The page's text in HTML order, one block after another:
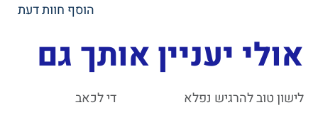
הוסף חוות דעת
אולי יעניין אותך גם
לישון טוב להרגיש נפלא די לכאב